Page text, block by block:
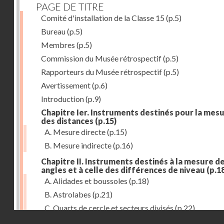
PAGE DE TITRE
Comité d'installation de la Classe 15 (p.5)
Bureau(p.5)
Membres (p.5)
Commission du Musée rétrospectif(p.5)
Rapporteurs du Musée rétrospectif(p.5)
Avertissement(p.6)
Introduction(p.9)
Chapitre Ier. Instruments destinés pour la
des distances (p.15)
A. Mesure directe(p.15)
B. Mesure indirecte(p.16)
Chapitre II. Instruments destinés à la mesure
angles et à celle des différences de niveau
A. Alidades et boussoles (p.18)
B. Astrolabes (p.21)
C. Quarts de cercle et secteurs divisés (p.22)